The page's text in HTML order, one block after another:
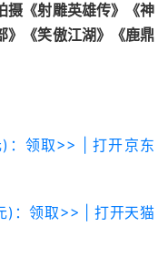
摄《射雕英雄传》《神
》《笑傲江湖》《鹿鼎
)：领取>> | 打开京东
)：领取>> | 打开天猫